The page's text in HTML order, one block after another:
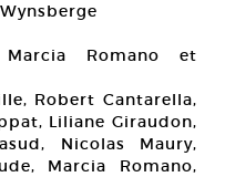
Marcia Romano et
Robert Cantarella,
Liliane Giraudon,
Nicolas Maury,
Marcia Romano,